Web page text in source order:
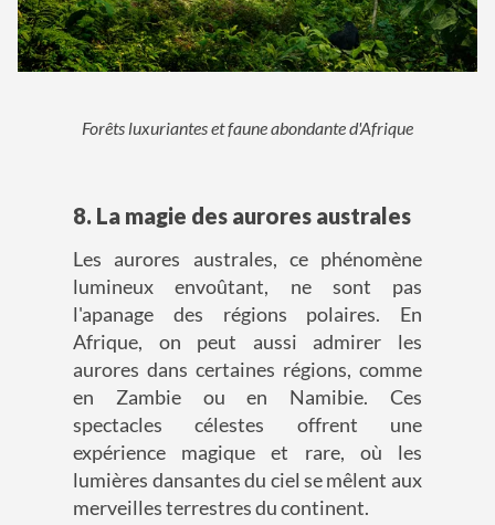
Forêts luxuriantes et faune abondante d'Afrique
8. La magie des aurores australes
Les aurores australes, ce phénomène
lumineux envoûtant, ne sont pas
l'apanage des régions polaires. En
Afrique, on peut aussi admirer les
aurores dans certaines régions, comme
en Zambie ou en Namibie. Ces
spectacles célestes offrent une
expérience magique et rare, où les
lumières dansantes du ciel se mêlent aux
merveilles terrestres du continent.